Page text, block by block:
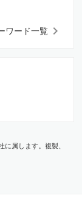
に
ワード一覧keyboard_arrow_right
属します。複製、